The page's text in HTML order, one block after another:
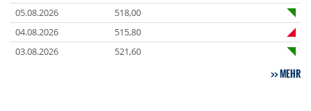
05.08.2026
518,00
04.08.2026
515,80
03.08.2026
521,60
MEHR